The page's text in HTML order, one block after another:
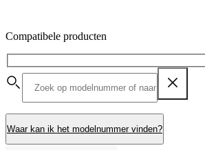
Compatibele producten
Waar kan ik het modelnummer vinden?